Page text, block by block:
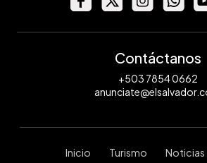
Contáctanos
+503 7854 0662
Inicio Turismo Noticias